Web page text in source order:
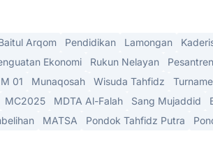
Arqom Pendidikan Lamongan
Ekonomi Rukun Nelayan
01 Munaqosah Wisuda Tahfidz
MC2025 MDTA Al-Falah Sang Mujaddid
MATSA Pondok Tahfidz Putra